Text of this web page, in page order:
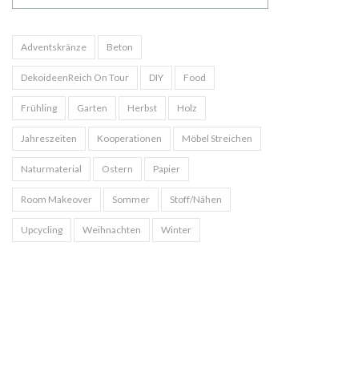
Adventskränze Beton
DekoideenReich On Tour DIY Food
Frühling Garten Herbst Holz
Jahreszeiten Kooperationen Möbel Streichen
Naturmaterial Ostern Papier
Room Makeover Sommer Stoff/Nähen
Upcycling Weihnachten Winter